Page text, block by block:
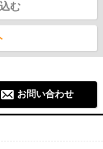
む
お問い合わせ